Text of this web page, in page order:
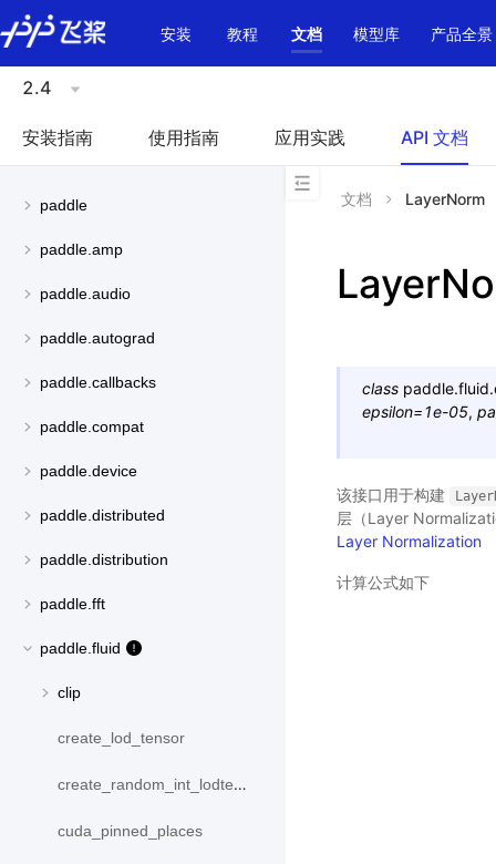
\u200E
安装
教程 文档 模型库 产品全景
2.4
安装指南 使用指南 应用实践 API 文档
paddle
paddle.amp
paddle.audio
paddle.autograd
paddle.callbacks
paddle.compat
paddle.device
paddle.distributed
paddle.distribution
paddle.fft
paddle.fluid
clip
create_lod_tensor
create_random_int_lodtensor
cuda_pinned_places
文档 LayerNorm
class
epsilon=1e-05,
该接口用于构建
层（Layer
Layer Normalization
计算公式如下